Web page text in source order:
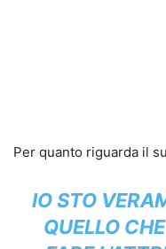
Per quanto riguarda il
IO STO
QUELLO